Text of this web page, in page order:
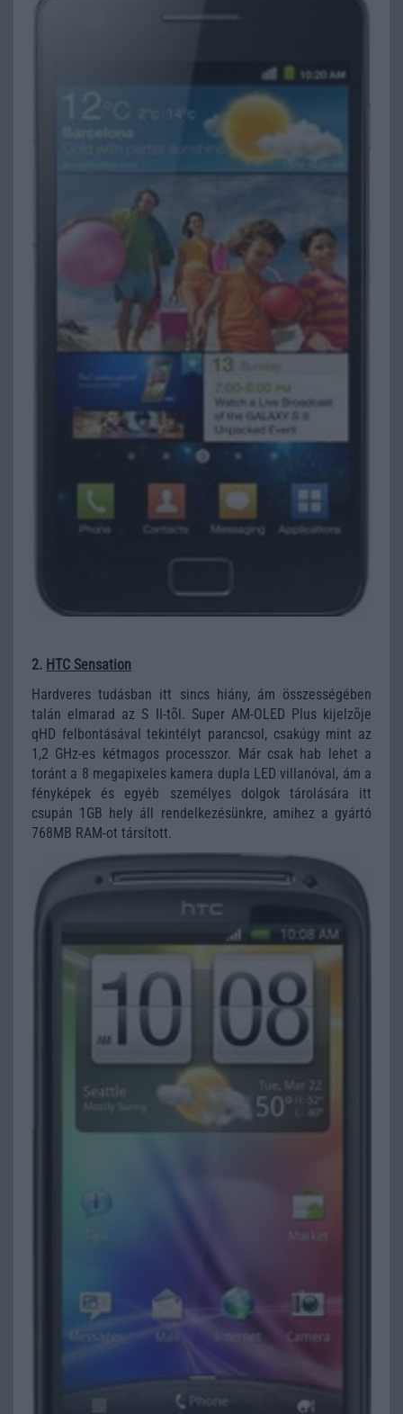
2. HTC Sensation
Hardveres tudásban itt sincs hiány, ám összességében
talán elmarad az S II-tõl. Super AM-OLED Plus kijelzõje
qHD felbontásával tekintélyt parancsol, csakúgy mint az
1,2 GHz-es kétmagos processzor. Már csak hab lehet a
toránt a 8 megapixeles kamera dupla LED villanóval, ám a
fényképek és egyéb személyes dolgok tárolására itt
csupán 1GB hely áll rendelkezésünkre, amihez a gyártó
768MB RAM-ot társított.